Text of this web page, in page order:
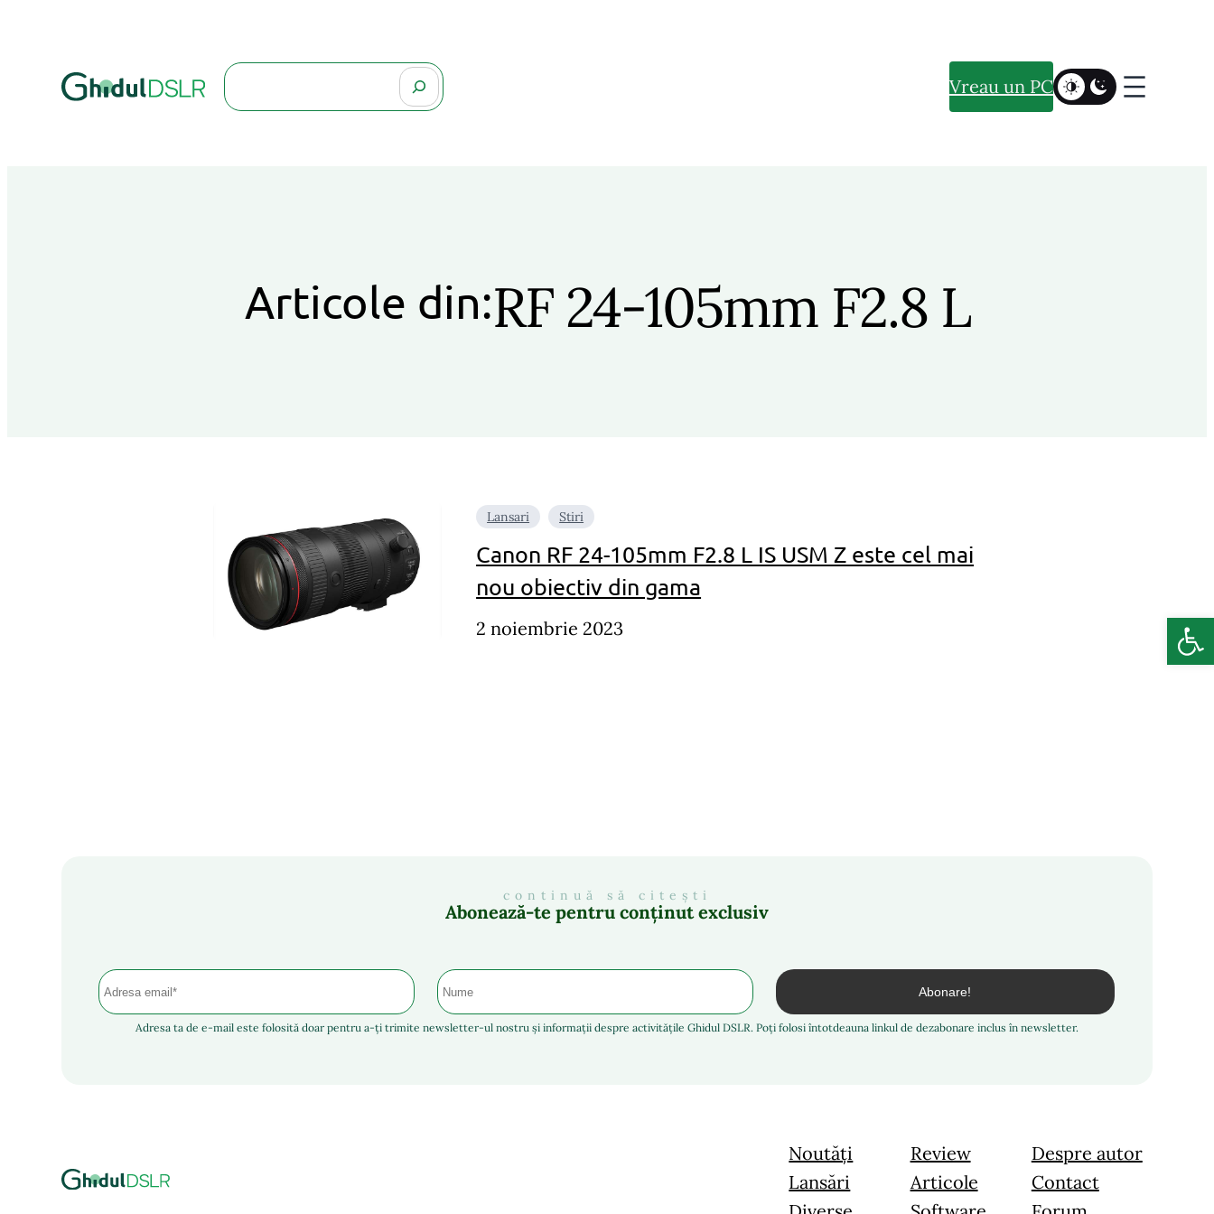
Search Vreau un PC
Articole din:RF 24-105mm F2.8 L
Lansari Stiri
Canon RF 24-105mm F2.8 L IS USM Z este cel mai
nou obiectiv din gama
2 noiembrie 2023
continuă să citești
Abonează-te pentru conținut exclusiv
Adresa ta de e-mail este folosită doar pentru a-ți trimite newsletter-ul nostru și informații despre activitățile Ghidul DSLR. Poți folosi întotdeauna linkul de dezabonare inclus în newsletter.
Noutăți
Lansări
Review
Articole
Despre autor
Contact